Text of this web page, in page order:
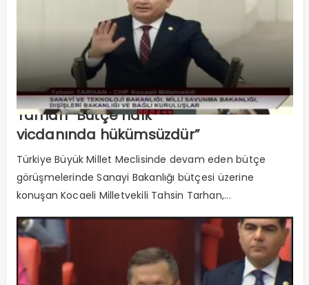
Tarhan “Bütçe halk
vicdanında hükümsüzdür”
Türkiye Büyük Millet Meclisinde devam eden bütçe
görüşmelerinde Sanayi Bakanlığı bütçesi üzerine
konuşan Kocaeli Milletvekili Tahsin Tarhan,...